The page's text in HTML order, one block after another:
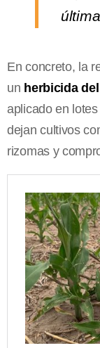
En concreto, la
un herbicida
aplicado en
dejan cultivos
rizomas y